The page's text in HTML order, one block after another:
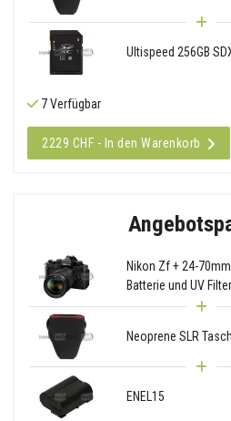
Ultispeed 256GB
7 Verfügbar
2229 CHF - In den Warenkorb
Nikon Zf + 24-70mm
Batterie und UV
Neoprene SLR
ENEL15